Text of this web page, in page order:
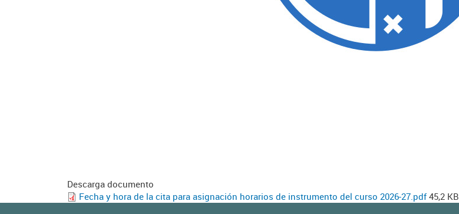
Descarga documento
Fecha y hora de la cita para asignación horarios de instrumento del curso 2026-27.pdf 45,2 KB